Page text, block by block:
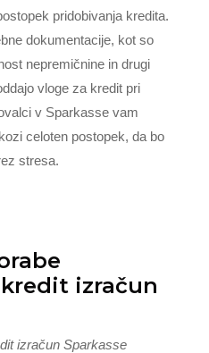
pridobivanja kredita.
dokumentacije, kot so
nepremičnine in drugi
vloge za kredit pri
v Sparkasse vam
celoten postopek, da bo
stresa.
izračun
izračun Sparkasse